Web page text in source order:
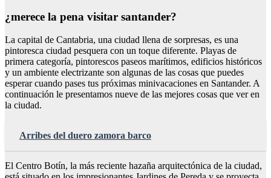
¿merece la pena visitar santander?
La capital de Cantabria, una ciudad llena de sorpresas, es una
pintoresca ciudad pesquera con un toque diferente. Playas de
primera categoría, pintorescos paseos marítimos, edificios históricos
y un ambiente electrizante son algunas de las cosas que puedes
esperar cuando pases tus próximas minivacaciones en Santander. A
continuación le presentamos nueve de las mejores cosas que ver en
la ciudad.
Arribes del duero zamora barco
El Centro Botín, la más reciente hazaña arquitectónica de la ciudad,